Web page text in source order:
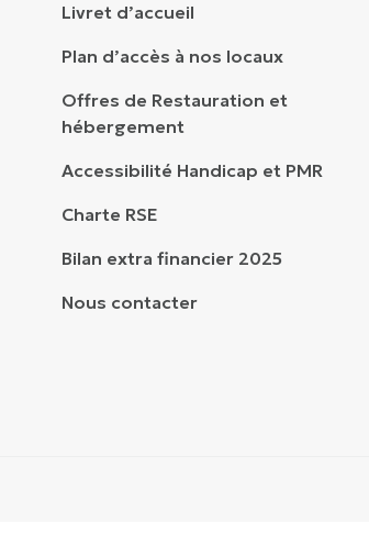
Livret d’accueil
Plan d’accès à nos locaux
Offres de Restauration et
hébergement
Accessibilité Handicap et PMR
Charte RSE
Bilan extra financier 2025
Nous contacter